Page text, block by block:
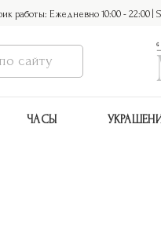
работы: Ежедневно 10:00 - 22:00 |
ЧАСЫ